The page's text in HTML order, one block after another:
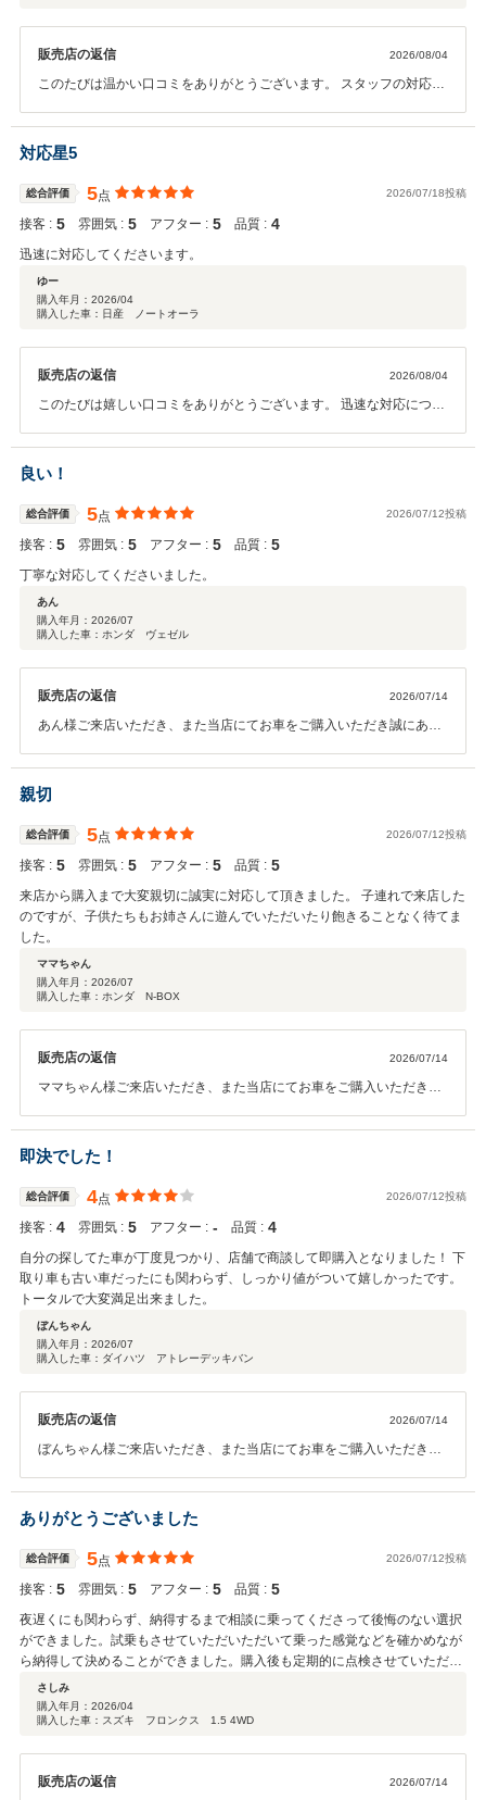
販売店の返信 2026/08/04
このたびは温かい口コミをありがとうございます。 スタッフの対応に
さまにも待ち時間を楽しくお過ごしいただけたとのこと、安心いたし
ました。 これからもご家族皆さまに安心してご来院いただけるよう、
まいります。 またのご来店を心よりお待ちしております。
対応星5
総合評価 5点 2026/07/18投稿
接客 : 5 雰囲気 : 5 アフター : 5 品質 : 4
迅速に対応してくださいます。
ゆー
購入年月： 2026/04
購入した車：日産 ノートオーラ
販売店の返信 2026/08/04
このたびは嬉しい口コミをありがとうございます。 迅速な対応につい
いただけるよう、丁寧かつスピーディーな対応を心がけてまいりま
良い！
総合評価 5点 2026/07/12投稿
接客 : 5 雰囲気 : 5 アフター : 5 品質 : 5
丁寧な対応してくださいました。
あん
購入年月： 2026/07
購入した車：ホンダ ヴェゼル
販売店の返信 2026/07/14
あん様ご来店いただき、また当店にてお車をご購入いただき誠にあり
ます。今後もご満足頂けるようスタッフ一同精進してまいります。 ご
納車後も点検やメンテナンスをはじめ、お車に関することは何でもお
気軽にご相談ください。これからのカーライフをスタッフ一同しっか
りとサポートさせていただきます。 今後とも末永いお付き合いのほ
ど、よろしくお願い申し上げます。
親切
総合評価 5点 2026/07/12投稿
接客 : 5 雰囲気 : 5 アフター : 5 品質 : 5
来店から購入まで大変親切に誠実に対応して頂きました。 子連れで来店した
のですが、子供たちもお姉さんに遊んでいただいたり飽きることなく待てま
した。
ママちゃん
購入年月： 2026/07
購入した車：ホンダ N-BOX
販売店の返信 2026/07/14
ママちゃん様ご来店いただき、また当店にてお車をご購入いただき誠
同嬉しく思います。今後もご満足頂けるようスタッフ一同精進してま
いります。 ご納車後も点検やメンテナンスをはじめ、お車に関するこ
とは何でもお気軽にご相談ください。これからのカーライフをスタッ
フ一同しっかりとサポートさせていただきます。 今後とも末永いお付
き合いのほど、よろしくお願い申し上げます。
即決でした！
総合評価 4点 2026/07/12投稿
接客 : 4 雰囲気 : 5 アフター : ‐ 品質 : 4
自分の探してた車が丁度見つかり、店舗で商談して即購入となりました！ 下
取り車も古い車だったにも関わらず、しっかり値がついて嬉しかったです。
トータルで大変満足出来ました。
ぼんちゃん
購入年月： 2026/07
購入した車：ダイハツ アトレーデッキバン
販売店の返信 2026/07/14
ぼんちゃん様ご来店いただき、また当店にてお車をご購入いただき誠
同嬉しく思います。今後もご満足頂けるようスタッフ一同精進してま
いります。 ご納車後も点検やメンテナンスをはじめ、お車に関するこ
とは何でもお気軽にご相談ください。これからのカーライフをスタッ
フ一同しっかりとサポートさせていただきます。 今後とも末永いお付
き合いのほど、よろしくお願い申し上げます。
ありがとうございました
総合評価 5点 2026/07/12投稿
接客 : 5 雰囲気 : 5 アフター : 5 品質 : 5
夜遅くにも関わらず、納得するまで相談に乗ってくださって後悔のない選択
ができました。試乗もさせていただいただいて乗った感覚などを確かめなが
ら納得して決めることができました。購入後も定期的に点検させていただい
て、安心して乗ることができています。ありがとうございました。
さしみ
購入年月： 2026/04
購入した車：スズキ フロンクス 1.5 4WD
販売店の返信 2026/07/14